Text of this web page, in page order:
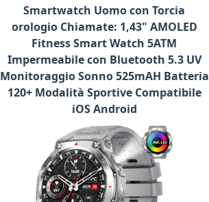
Smartwatch Uomo con Torcia
orologio Chiamate: 1,43" AMOLED
Fitness Smart Watch 5ATM
Impermeabile con Bluetooth 5.3 UV
Monitoraggio Sonno 525mAH Batteria
120+ Modalità Sportive Compatibile
iOS Android